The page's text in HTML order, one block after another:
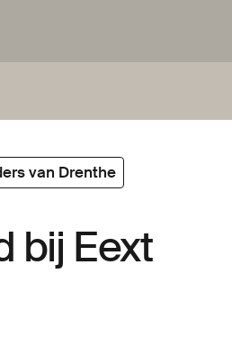
van Drenthe
bij Eext